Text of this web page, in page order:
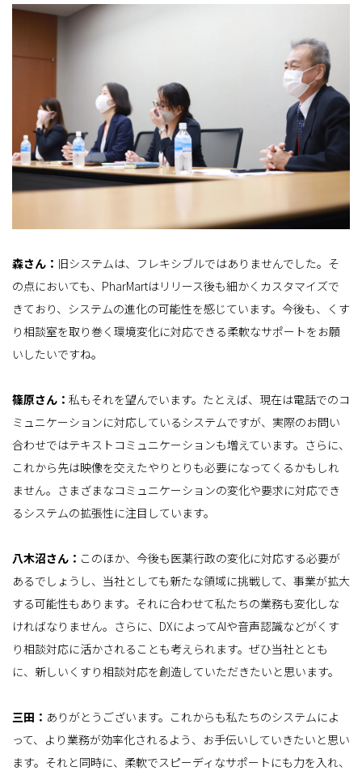
森さん： 旧システムは、フレキシブルではありませんでした。そ
の点においても、PharMartはリリース後も細かくカスタマイズで
きており、システムの進化の可能性を感じています。今後も、くす
り相談室を取り巻く環境変化に対応できる柔軟なサポートをお願
いしたいですね。
篠原さん： 私もそれを望んでいます。たとえば、現在は電話でのコ
ミュニケーションに対応しているシステムですが、実際のお問い
合わせではテキストコミュニケーションも増えています。さらに、
これから先は映像を交えたやりとりも必要になってくるかもしれ
ません。さまざまなコミュニケーションの変化や要求に対応でき
るシステムの拡張性に注目しています。
八木沼さん： このほか、今後も医薬行政の変化に対応する必要が
あるでしょうし、当社としても新たな領域に挑戦して、事業が拡大
する可能性もあります。それに合わせて私たちの業務も変化しな
ければなりません。さらに、DXによってAIや音声認識などがくす
り相談対応に活かされることも考えられます。ぜひ当社ととも
に、新しいくすり相談対応を創造していただきたいと思います。
三田： ありがとうございます。これからも私たちのシステムによ
って、より業務が効率化されるよう、お手伝いしていきたいと思い
ます。それと同時に、柔軟でスピーディなサポートにも力を入れ、